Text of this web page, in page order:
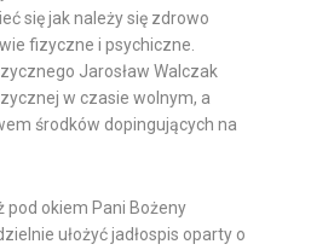
się jak należy się zdrowo
fizyczne i psychiczne.
Jarosław Walczak
w czasie wolnym, a
środków dopingujących na
pod okiem Pani Bożeny
ułożyć jadłospis oparty o